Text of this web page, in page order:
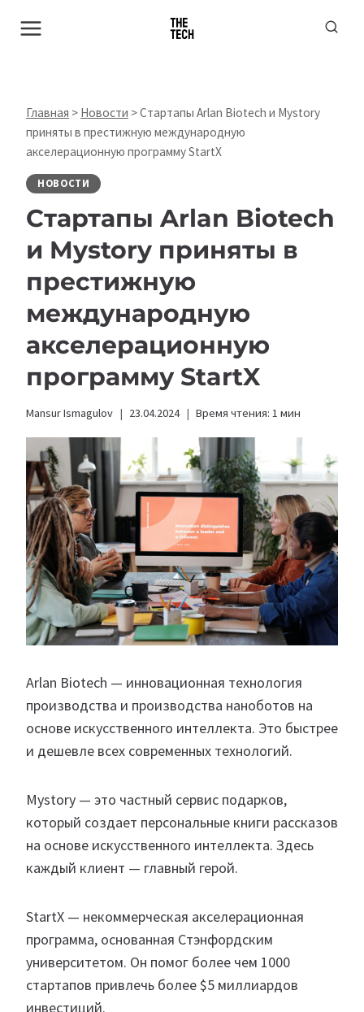
Главная > Новости >Стартапы Arlan Biotech и Mystory
приняты в престижную международную
акселерационную программу StartX
НОВОСТИ
Стартапы Arlan Biotech
и Mystory приняты в
престижную
международную
акселерационную
программу StartX
Mansur Ismagulov 23.04.2024 Время чтения: 1 мин
Arlan Biotech — инновационная технология
производства и производства наноботов на
основе искусственного интеллекта. Это быстрее
и дешевле всех современных технологий.
Mystory — это частный сервис подарков,
который создает персональные книги рассказов
на основе искусственного интеллекта. Здесь
каждый клиент — главный герой.
StartX — некоммерческая акселерационная
программа, основанная Стэнфордским
университетом. Он помог более чем 1000
стартапов привлечь более $5 миллиардов
инвестиций.